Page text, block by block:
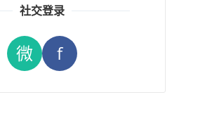
社交登录
微 f